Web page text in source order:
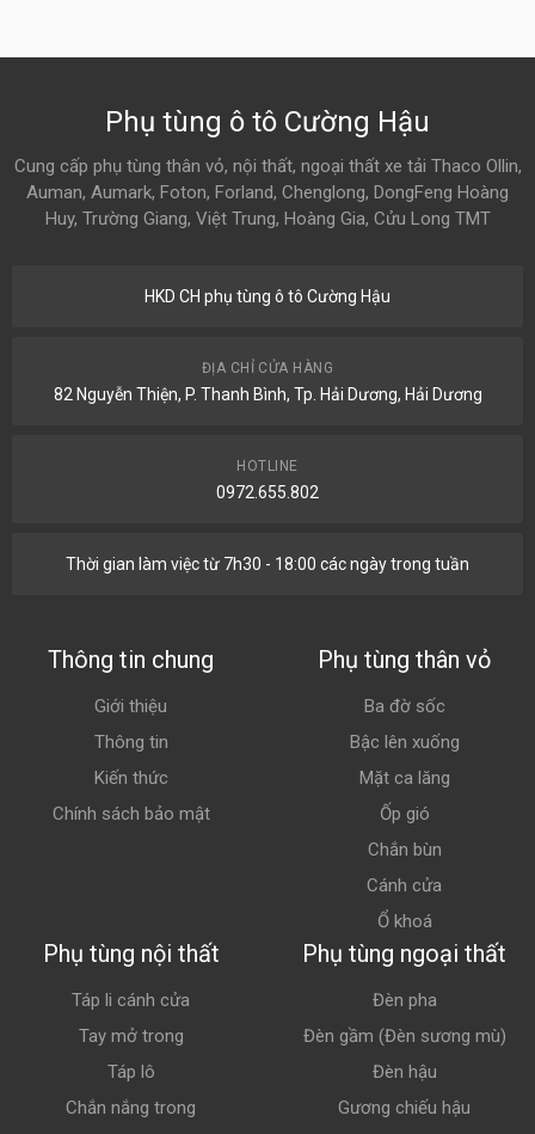
Phụ tùng ô tô Cường Hậu
Cung cấp phụ tùng thân vỏ, nội thất, ngoại thất xe tải Thaco Ollin,
Auman, Aumark, Foton, Forland, Chenglong, DongFeng Hoàng
Huy, Trường Giang, Việt Trung, Hoàng Gia, Cửu Long TMT
HKD CH phụ tùng ô tô Cường Hậu
ĐỊA CHỈ CỬA HÀNG
82 Nguyễn Thiện, P. Thanh Bình, Tp. Hải Dương, Hải Dương
HOTLINE
0972.655.802
Thời gian làm việc từ 7h30 - 18:00 các ngày trong tuần
Thông tin chung
Giới thiệu
Thông tin
Kiến thức
Chính sách bảo mật
Phụ tùng thân vỏ
Ba đờ sốc
Bậc lên xuống
Mặt ca lăng
Ốp gió
Chắn bùn
Cánh cửa
Ổ khoá
Phụ tùng nội thất
Táp li cánh cửa
Tay mở trong
Táp lô
Chắn nắng trong
Phụ tùng ngoại thất
Đèn pha
Đèn gầm (Đèn sương mù)
Đèn hậu
Gương chiếu hậu